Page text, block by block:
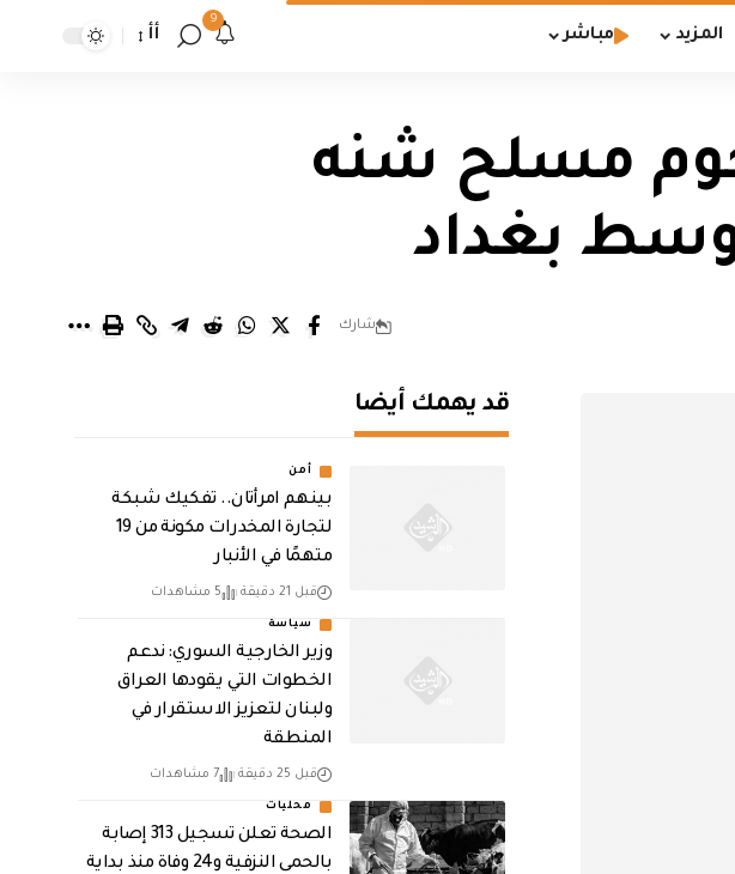
المزيد مباشر
9
أأ
مسلح شنه
بغداد
شارك
قد يهمك أيضا
أمن
بينهم امرأتان.. تفكيك شبكة
لتجارة المخدرات مكونة من 19
متهمًا في الأنبار
قبل 21 دقيقة 5 مشاهدات
سياسة
وزير الخارجية السوري: ندعم
الخطوات التي يقودها العراق
ولبنان لتعزيز الاستقرار في
المنطقة
قبل 25 دقيقة 7 مشاهدات
محليات
الصحة تعلن تسجيل 313 إصابة
بالحمى النزفية و24 وفاة منذ بداية